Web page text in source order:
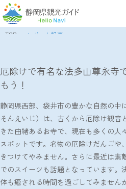
ク
ズ
リ
ト
TOP
レポート記事
厄除けで有名な法多山尊永寺
もう！
静岡県西部、袋井市の豊かな自然の中
そんえいじ）は、古くから厄除け観音
きた由緒あるお寺で、現在も多くの人
スポットです。名物の厄除けだんごや
きつけてやみません。さらに最近は素
でのスイーツも話題となっています。
体も癒される時間を過ごしてみませんか